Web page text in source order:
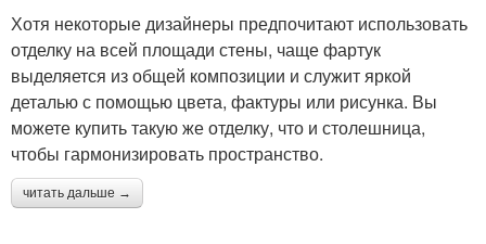
Хотя некоторые дизайнеры предпочитают использовать
отделку на всей площади стены, чаще фартук
выделяется из общей композиции и служит яркой
деталью с помощью цвета, фактуры или рисунка. Вы
можете купить такую ​​же отделку, что и столешница,
чтобы гармонизировать пространство.
читать дальше →